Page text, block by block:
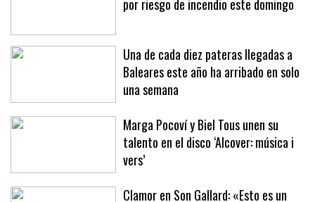
por riesgo de incendio este domingo
Una de cada diez pateras llegadas a
Baleares este año ha arribado en solo
una semana
Marga Pocoví y Biel Tous unen su
talento en el disco ‘Alcover: música i
vers’
Clamor en Son Gallard: «Esto es un